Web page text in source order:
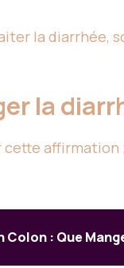
la diarrhée,
la
: Que